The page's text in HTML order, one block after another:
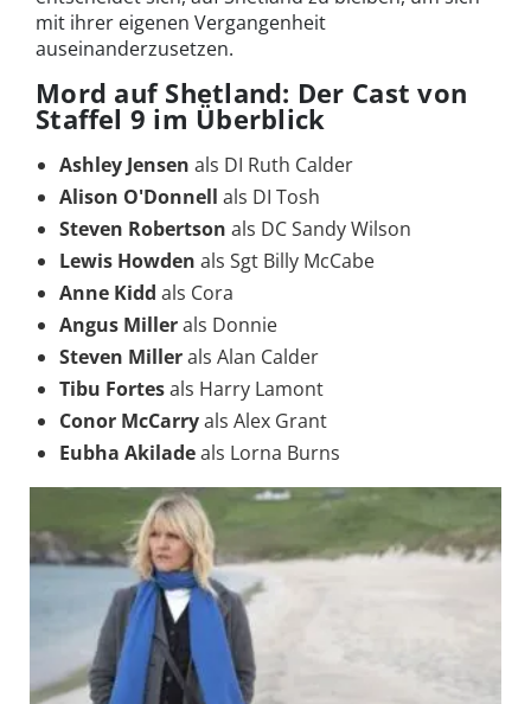
mit ihrer eigenen Vergangenheit
auseinanderzusetzen.
Mord auf Shetland: Der Cast von
Staffel 9 im Überblick
Ashley Jensen als DI Ruth Calder
Alison O'Donnell als DI Tosh
Steven Robertson als DC Sandy Wilson
Lewis Howden als Sgt Billy McCabe
Anne Kidd als Cora
Angus Millerals Donnie
Steven Millerals Alan Calder
Tibu Fortesals Harry Lamont
Conor McCarryals Alex Grant
Eubha Akiladeals Lorna Burns